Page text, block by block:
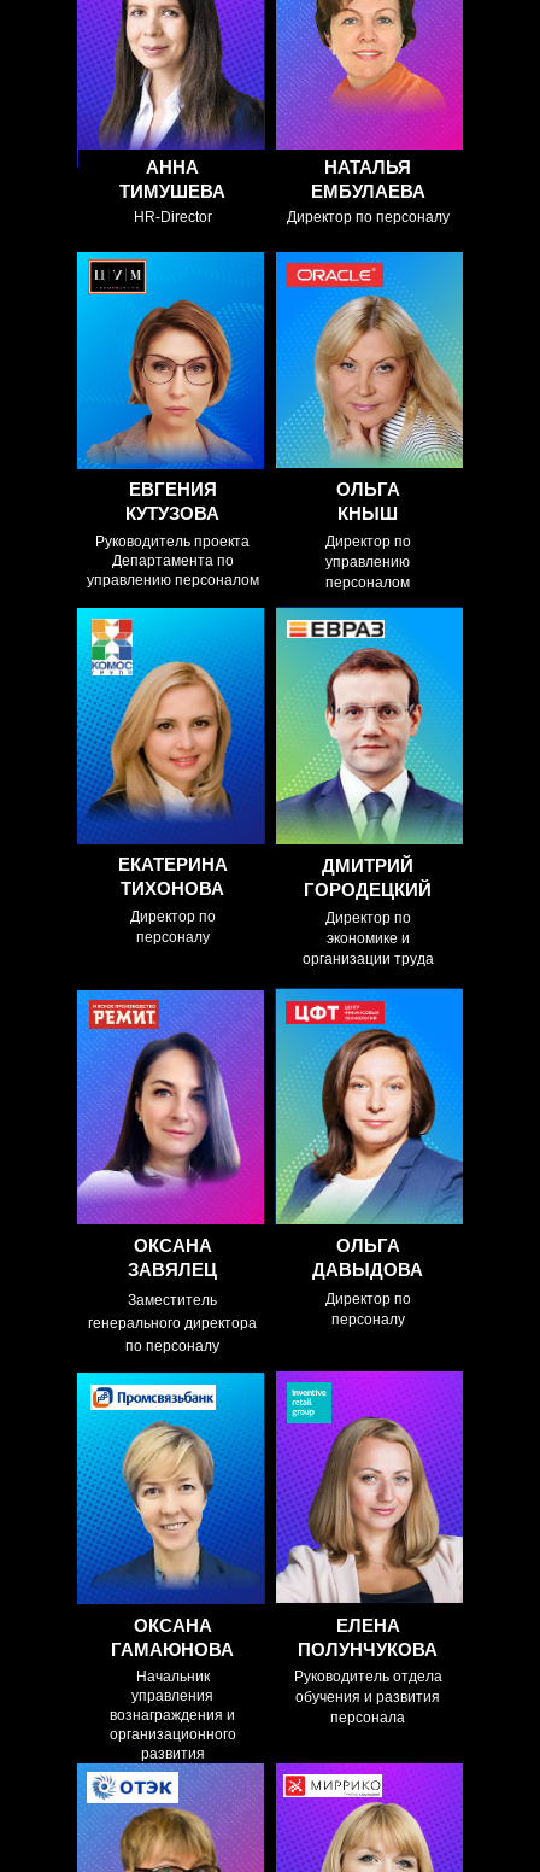
Директор по
экономике и
организации труда
АННА
ТИМУШЕВА
HR-Director
Начальник
управления
вознаграждения и
организационного
развития
Директор по
персоналу
Руководитель отдела
обучения и развития
персонала
Заместитель
генерального директора
по персоналу
Директор по персоналу
Руководитель проекта
Департамента по
управлению персоналом
Директор по
управлению
персоналом
Директор по
персоналу
НАТАЛЬЯ
ЕМБУЛАЕВА
ЕВГЕНИЯ
КУТУЗОВА
ОЛЬГА
КНЫШ
ЕКАТЕРИНА
ТИХОНОВА
ДМИТРИЙ
ГОРОДЕЦКИЙ
ОКСАНА
ЗАВЯЛЕЦ
ОЛЬГА
ДАВЫДОВА
ОКСАНА
ГАМАЮНОВА
ЕЛЕНА
ПОЛУНЧУКОВА
командой, мотивация и
адаптация сотрудников
- как правильно
выстроить работу для
роста эффективности.
ДОКЛАД:
Выработка
ДОКЛАД:
Как создаётся
ДОКЛАД:
Передовые практики
построения
эффективных
коммуникаций
виртуальных команд
ДОКЛАД:
Адаптация системы
мотивации и
социальный пакет для
удаленных
сотрудников Что
нужно учесть для
эффективности?
МАСТЕР-КЛАСС:
Как подключать и
координировать
различные
подразделения и
линейного руководителя
при переводе
сотрудников на удаленку
(HR, ВК, IT, безопасность)
Матрица
ответственности
РАЗБОР ПОЛЕТОВ
(CRAZY CASES):
Как мы «ловили ножи»
при экстренном
переходе на
удаленную работу
РАЗБОР
ПОЛЕТОВ
(CRAZY CASES):
Как мы «ловили
ножи» при
экстренном
переходе на
удаленную работу
МАСТЕР-КЛАСС:
Как понять, какие
подразделения компании
можно сделать
удаленными командами и
как организовать перевод
на удаленку? (Оценочные
инструменты-матрицы,
чек-листы)
ДИСКУССИЯ:
Как обеспечить
продуктивность
удаленных
сотрудников на уровне
офисных?
ДИСКУССИЯ:
Как обеспечить
продуктивность
удаленных
сотрудников на
уровне офисных?
Нет офиса нет
проблем – первый
экстремальный опыт
и будущее
удаленной работы